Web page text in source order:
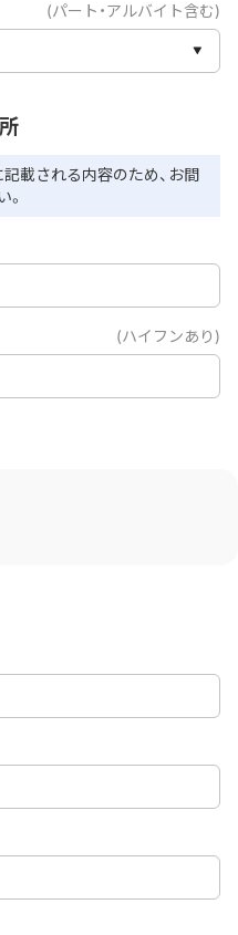
(パート・アルバイト含む)
載される内容のため、お間
(ハイフンあり)